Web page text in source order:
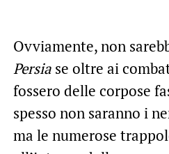
Ovviamente, non
Persiase oltre ai
fossero delle corpose
spesso non saranno i
ma le numerose